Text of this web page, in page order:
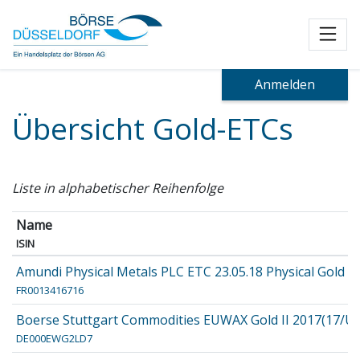
Anmelden
Übersicht Gold-ETCs
Liste in alphabetischer Reihenfolge
Name
ISIN
Amundi Physical Metals PLC ETC 23.05.18 Physical Gold
FR0013416716
Boerse Stuttgart Commodities EUWAX Gold II 2017(17/
DE000EWG2LD7